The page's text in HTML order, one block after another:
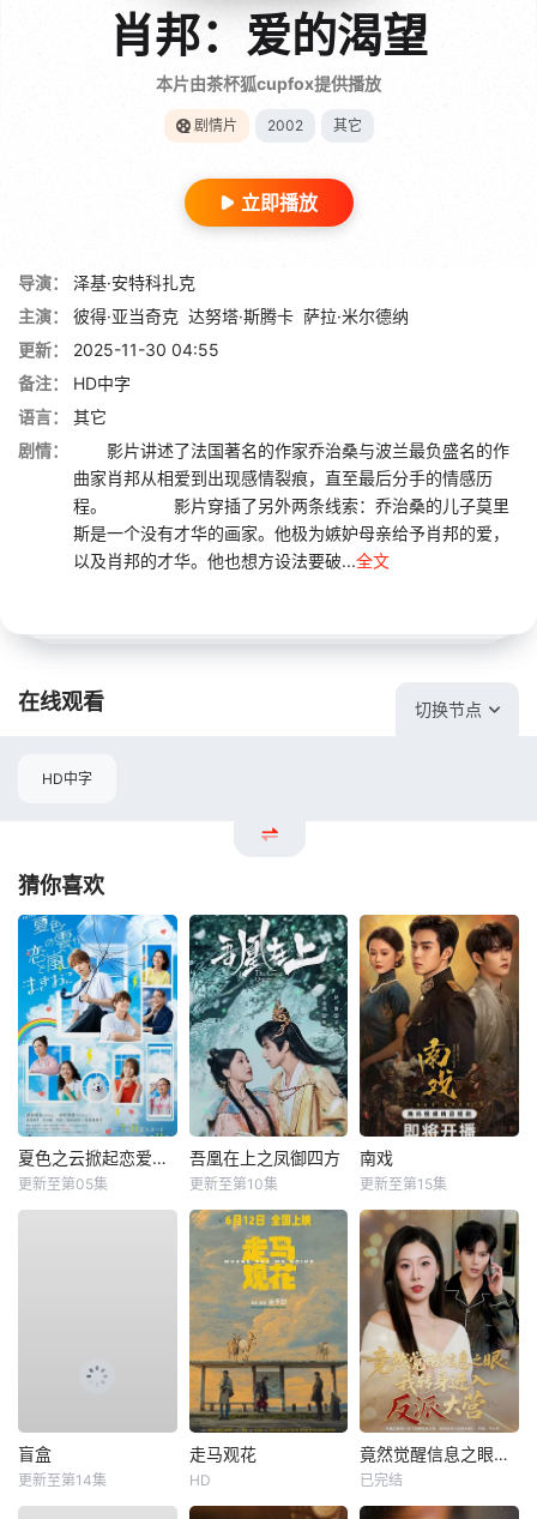
肖邦：爱的渴望
本片由茶杯狐cupfox提供播放
剧情片 2002 其它
立即播放
导演：
泽基·安特科扎克
主演：
彼得·亚当奇克 达努塔·斯腾卡 萨拉·米尔德纳
更新：
2025-11-30 04:55
备注：
HD中字
语言：
其它
剧情：
影片讲述了法国著名的作家乔治桑与波兰最负盛名的作
曲家肖邦从相爱到出现感情裂痕，直至最后分手的情感历
程。 影片穿插了另外两条线索：乔治桑的儿子莫里
斯是一个没有才华的画家。他极为嫉妒母亲给予肖邦的爱，
以及肖邦的才华。他也想方设法要破...全文
在线观看 切换节点
HD中字
猜你喜欢
夏色之云掀起恋爱与风暴
更新至第05集
吾凰在上之凤御四方
更新至第10集
南戏
更新至第15集
盲盒
更新至第14集
走马观花
HD
竟然觉醒信息之眼，我转身进入反派大营
已完结